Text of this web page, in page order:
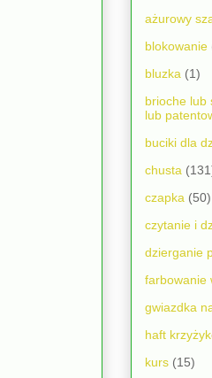
ażurowy
blokowanie
bluzka (1)
brioche lub
lub
buciki dla
chusta
czapka (50)
czytanie i
dzierganie
farbowanie
gwiazdka
haft
kurs (15)